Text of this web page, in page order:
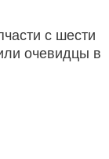
с шести
очевидцы в